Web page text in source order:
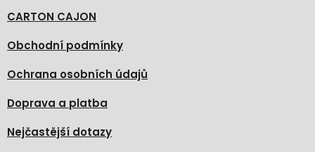
CARTON CAJON
Obchodní podmínky
Ochrana osobních údajů
Doprava a platba
Nejčastější dotazy